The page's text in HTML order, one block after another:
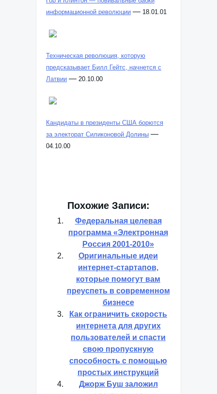
информационной революции — 18.01.01
Техническая революция, которую
предсказывает Билл Гейтс, начнется с
Латвии — 20.10.00
Кандидаты в президенты США борются
за электорат Силиконовой Долины —
04.10.00
Похожие Записи:
Федеральная целевая
программа «Электронная
Россия 2001-2010»
Оригинальные идеи
интернет-стартапов,
которые помогут вам
преуспеть в современном
бизнесе
Как ограничить скорость
интернета для других
пользователей и спасти
свою пропускную
способность с помощью
простых инструкций
Джорж Буш заложил